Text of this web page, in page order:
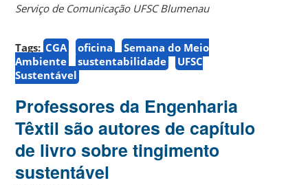
Serviço de Comunicação UFSC Blumenau
Tags: CGA oficina
Semana do Meio
Ambiente
sustentabilidade
UFSC
Sustentável
Professores da Engenharia
Têxtil são autores de capítulo
de livro sobre tingimento
sustentável